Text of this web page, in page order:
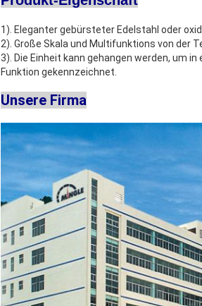
1). Eleganter gebürsteter Edelstahl oder
2). Große Skala und Multifunktions von der
3). Die Einheit kann gehangen werden, um
Funktion gekennzeichnet.
Unsere Firma